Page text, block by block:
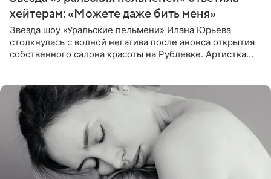
хейтерам: «Можете даже бить меня»
Звезда шоу «Уральские пельмени» Илана Юрьева
столкнулась с волной негатива после анонса открытия
собственного салона красоты на Рублевке. Артистка